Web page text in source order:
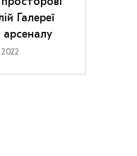
Галереї